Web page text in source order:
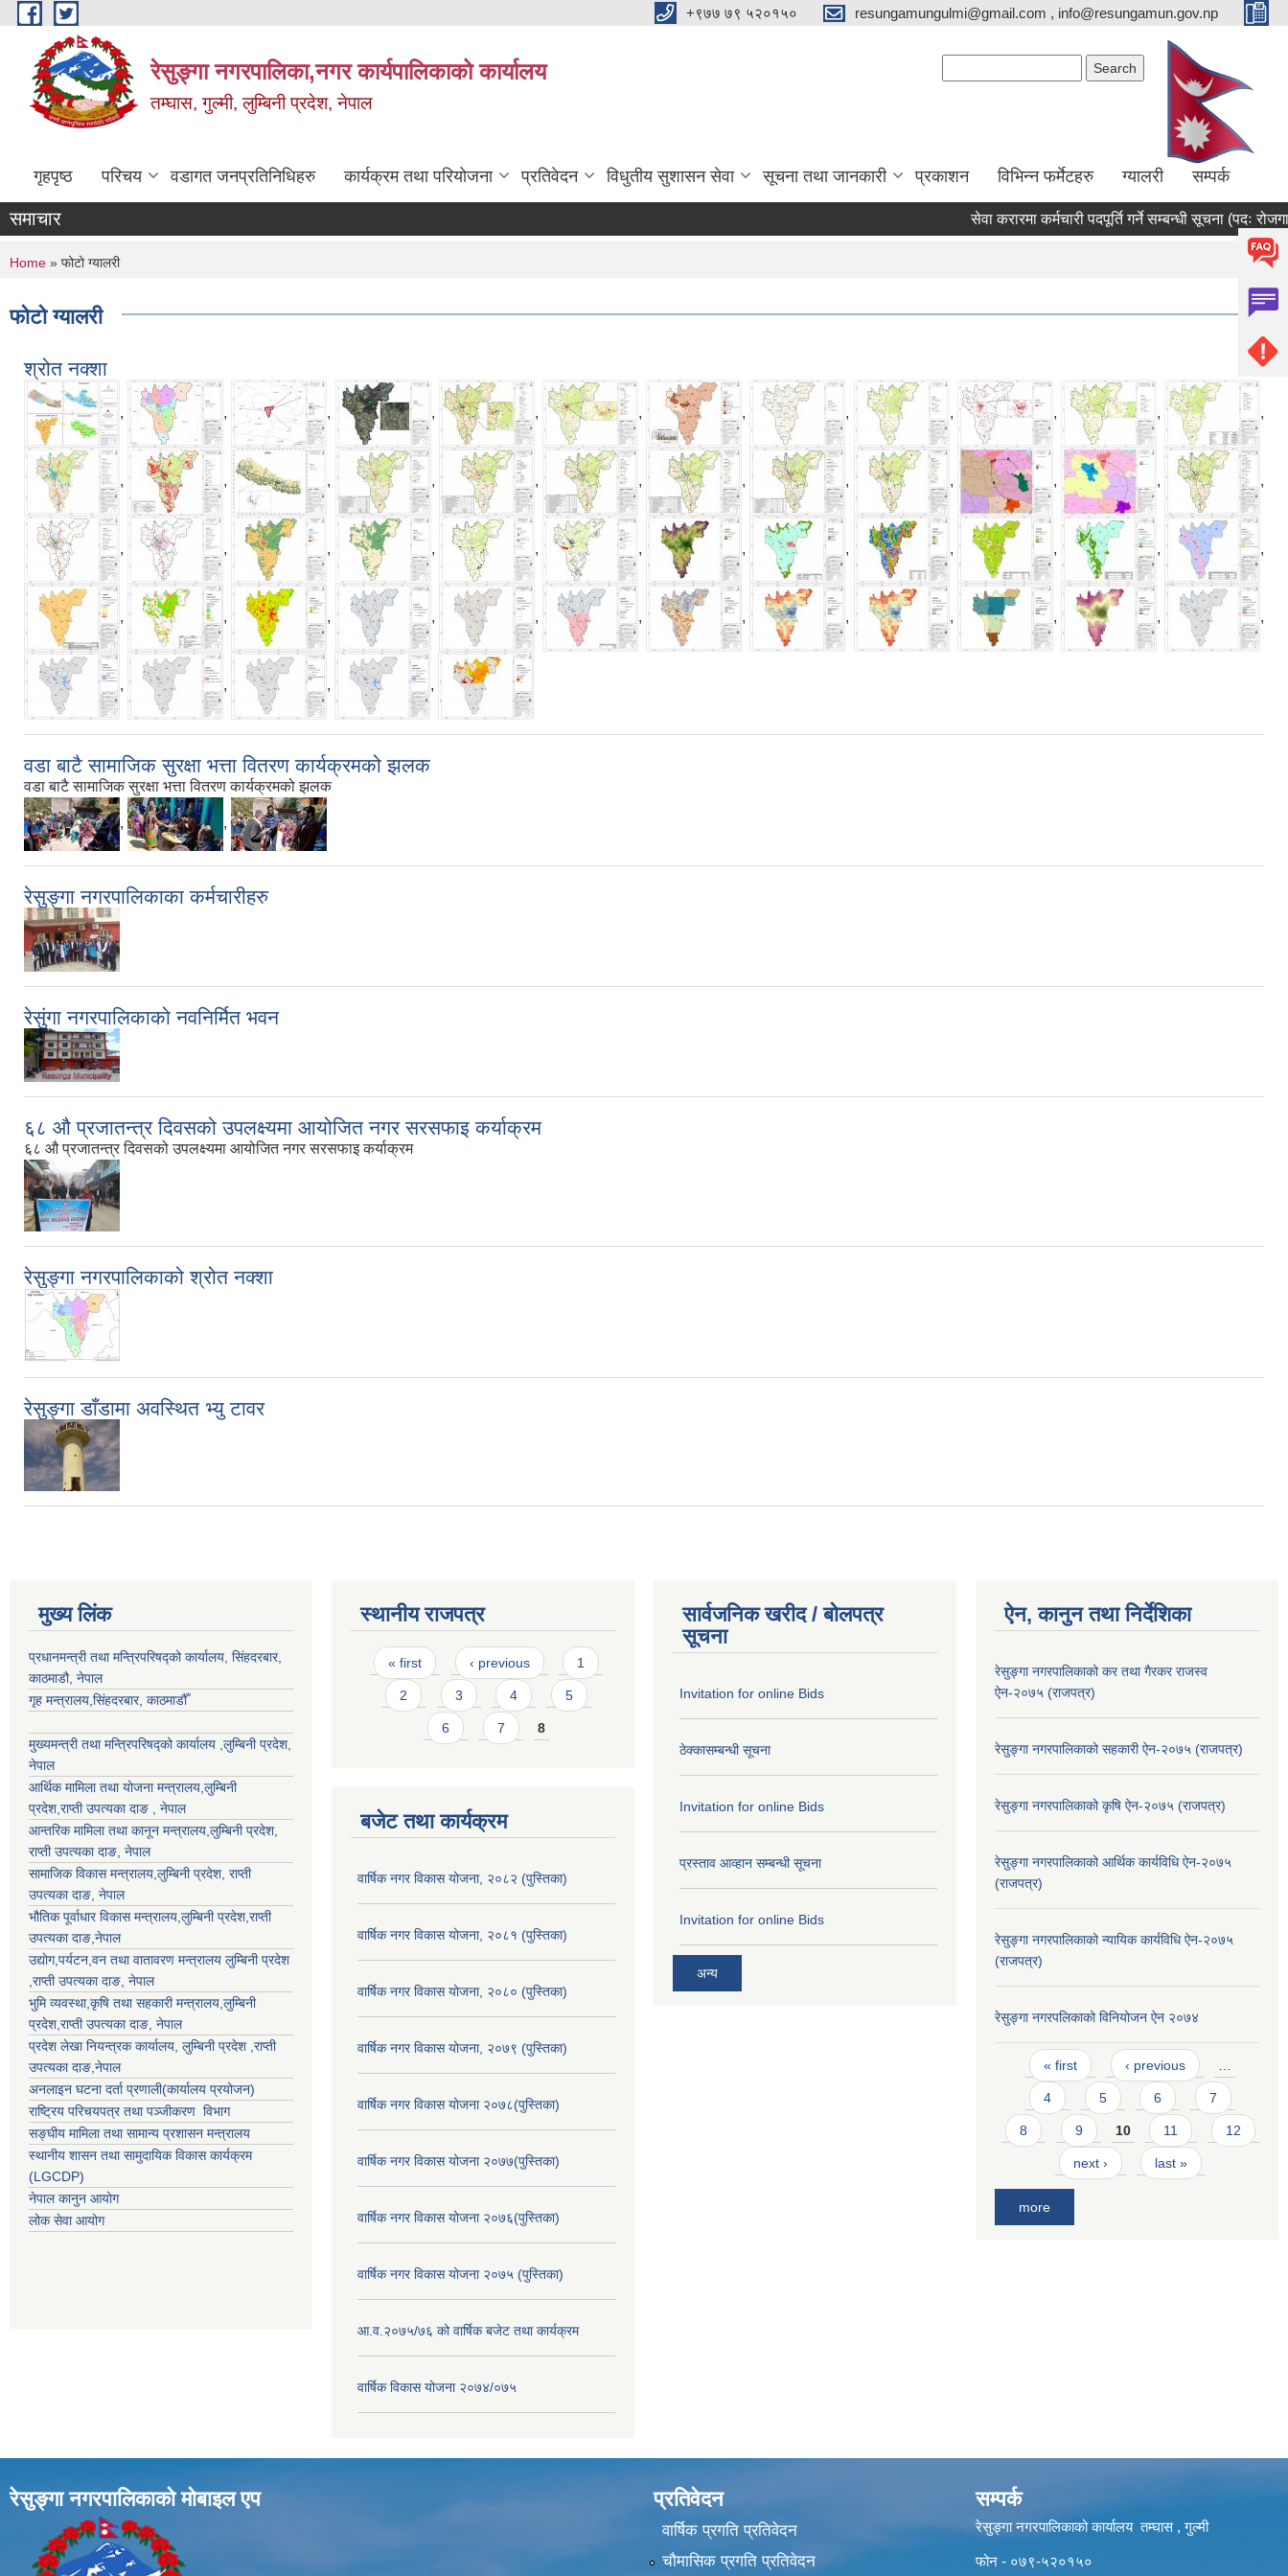
Skip to main content +९७७ ७९ ५२०१५० resungamungulmi@gmail.com , info@resungamun.gov.np
रेसुङ्गा नगरपालिका,नगर कार्यपालिकाको कार्यालय
तम्घास, गुल्मी, लुम्बिनी प्रदेश, नेपाल
गृहपृष्ठ परिचय वडागत जनप्रतिनिधिहरु कार्यक्रम तथा परियोजना प्रतिवेदन विधुतीय सुशासन सेवा सूचना तथा जानकारी प्रकाशन विभिन्न फर्मेटहरु ग्यालरी सम्पर्क
समाचार सेवा करारमा कर्मचारी पदपूर्ति गर्ने सम्बन्धी सूचना (पदः रोजगार
You are here
Home » फोटो ग्यालरी
फोटो ग्यालरी
श्रोत नक्शा
, , , , , , , , , , , ,
, , , , , , , , , , , ,
, , , , , , , , , , , ,
, , , , , , , , , , , ,
, , , ,
वडा बाटै सामाजिक सुरक्षा भत्ता वितरण कार्यक्रमको झलक
वडा बाटै सामाजिक सुरक्षा भत्ता वितरण कार्यक्रमको झलक
, ,
रेसुङ्गा नगरपालिकाका कर्मचारीहरु
रेसुंगा नगरपालिकाको नवनिर्मित भवन
६८ औ प्रजातन्त्र दिवसको उपलक्ष्यमा आयोजित नगर सरसफाइ कर्याक्रम
६८ औ प्रजातन्त्र दिवसको उपलक्ष्यमा आयोजित नगर सरसफाइ कर्याक्रम
रेसुङ्गा नगरपालिकाको श्रोत नक्शा
रेसुङ्गा डाँडामा अवस्थित भ्यु टावर
मुख्य लिंक
प्रधानमन्त्री तथा मन्त्रिपरिषद्को कार्यालय, सिंहदरबार,
काठमाडौ, नेपाल
गृह मन्त्रालय,सिंहदरबार, काठमाडौँ
मुख्यमन्त्री तथा मन्त्रिपरिषद्को कार्यालय ,लुम्बिनी प्रदेश,
नेपाल
आर्थिक मामिला तथा योजना मन्त्रालय, लुम्बिनी
प्रदेश ,राप्ती उपत्यका दाङ , नेपाल
आन्तरिक मामिला तथा कानून मन्त्रालय, लुम्बिनी प्रदेश
राप्ती उपत्यका दाङ , नेपाल
सामाजिक विकास मन्त्रालय, लुम्बिनी प्रदेश राप्ती
उपत्यका दाङ , नेपाल
भौतिक पूर्वाधार विकास मन्त्रालय, लुम्बिनी प्रदेश राप्ती
उपत्यका दाङ ,नेपाल
उद्याेग,पर्यटन,वन तथा वातावरण मन्त्रालय लुम्बिनी प्रदेश
राप्ती उपत्यका दाङ , नेपाल
भुमि व्यवस्था,कृषि तथा सहकारी मन्त्रालय, लुम्बिनी
प्रदेश राप्ती उपत्यका दाङ , नेपाल
प्रदेश लेखा नियन्त्रक कार्यालय, लुम्बिनी प्रदेश राप्ती
उपत्यका दाङ ,नेपाल
अनलाइन घटना दर्ता प्रणाली(कार्यालय प्रयोजन)
राष्ट्रिय परिचयपत्र तथा पञ्जीकरण विभाग
सङ्घीय मामिला तथा सामान्य प्रशासन मन्त्रालय
स्थानीय शासन तथा सामुदायिक विकास कार्यक्रम
(LGCDP)
नेपाल कानुन आयोग
लोक सेवा आयोग
स्थानीय राजपत्र
Pages
« first ‹ previous 1
2 3 4 5
6 7 8
बजेट तथा कार्यक्रम
वार्षिक नगर विकास योजना, २०८२ (पुस्तिका)
वार्षिक नगर विकास योजना, २०८१ (पुस्तिका)
वार्षिक नगर विकास योजना, २०८० (पुस्तिका)
वार्षिक नगर विकास योजना, २०७९ (पुस्तिका)
वार्षिक नगर विकास योजना २०७८(पुस्तिका)
वार्षिक नगर विकास योजना २०७७(पुस्तिका)
वार्षिक नगर विकास योजना २०७६(पुस्तिका)
वार्षिक नगर विकास योजना २०७५ (पुस्तिका)
आ.व.२०७५/७६ को वार्षिक बजेट तथा कार्यक्रम
वार्षिक विकास योजना २०७४/०७५
सार्वजनिक खरीद / बोलपत्र
सूचना
Invitation for online Bids
ठेक्कासम्बन्धी सूचना
Invitation for online Bids
प्रस्ताव आव्हान सम्बन्धी सूचना
Invitation for online Bids
अन्य
ऐन, कानुन तथा निर्देशिका
रेसुङ्गा नगरपालिकाको कर तथा गैरकर राजस्व
ऐन-२०७५ (राजपत्र)
रेसुङ्गा नगरपालिकाको सहकारी ऐन-२०७५ (राजपत्र)
रेसुङ्गा नगरपालिकाको कृषि ऐन-२०७५ (राजपत्र)
रेसुङ्गा नगरपालिकाको आर्थिक कार्यविधि ऐन-२०७५
(राजपत्र)
रेसुङ्गा नगरपालिकाको न्यायिक कार्यविधि ऐन-२०७५
(राजपत्र)
रेसुङ्गा नगरपलिकाको विनियोजन ऐन २०७४
Pages
« first ‹ previous
4 5 6 7
8 9 10 11 12
next › last »
more
रेसुङ्गा नगरपालिकाकाे माेबाइल एप प्रतिवेदन
वार्षिक प्रगति प्रतिवेदन
चौमासिक प्रगति प्रतिवेदन
सम्पर्क
रेसुङ्गा नगरपालिकाको कार्यालय तम्घास , गुल्मी
फोन - ०७९-५२०१५०